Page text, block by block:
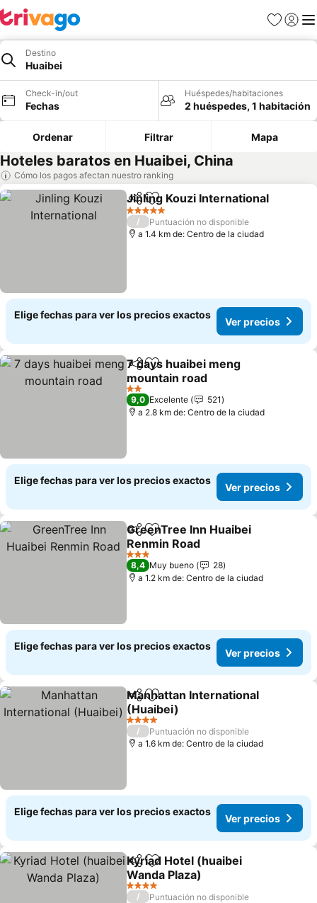
Favoritos
Iniciar
Destino
Huaibei
Check-in/out
Fechas
Huéspedes/habitaciones
2 huéspedes, 1 habitación
Ordenar Filtrar Mapa
Hoteles baratos en Huaibei, China
Cómo los pagos afectan nuestro ranking
CompartirAgregar a favoritos
Jinling Kouzi International
5 Estrellas
/
Puntuación no disponible
a 1.4 km de: Centro de la ciudad
Elige fechas para ver los precios exactos
Ver precios
CompartirAgregar a favoritos
7 days huaibei meng
mountain road
Ver precios
2 Estrellas
9,0 Excelente
521
a 2.8 km de: Centro de la ciudad
Elige fechas para ver los precios exactos
Ver precios
CompartirAgregar a favoritos
GreenTree Inn Huaibei
Renmin Road
Ver precios
3 Estrellas
8,4 Muy bueno
28
a 1.2 km de: Centro de la ciudad
Elige fechas para ver los precios exactos
Ver precios
CompartirAgregar a favoritos
Manhattan International
(Huaibei)
Ver precios
4 Estrellas
/
Puntuación no disponible
a 1.6 km de: Centro de la ciudad
Elige fechas para ver los precios exactos
Ver precios
CompartirAgregar a favoritos
Kyriad Hotel (huaibei
Wanda Plaza)
Ver precios
4 Estrellas
/
Puntuación no disponible